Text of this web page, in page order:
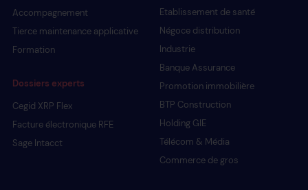
Accompagnement
Tierce maintenance applicative
Formation
Dossiers experts
Cegid XRP Flex
Facture électronique RFE
Sage Intacct
Etablissement de santé
Négoce distribution
Industrie
Banque Assurance
Promotion immobilière
BTP Construction
Holding GIE
Télécom & Média
Commerce de gros